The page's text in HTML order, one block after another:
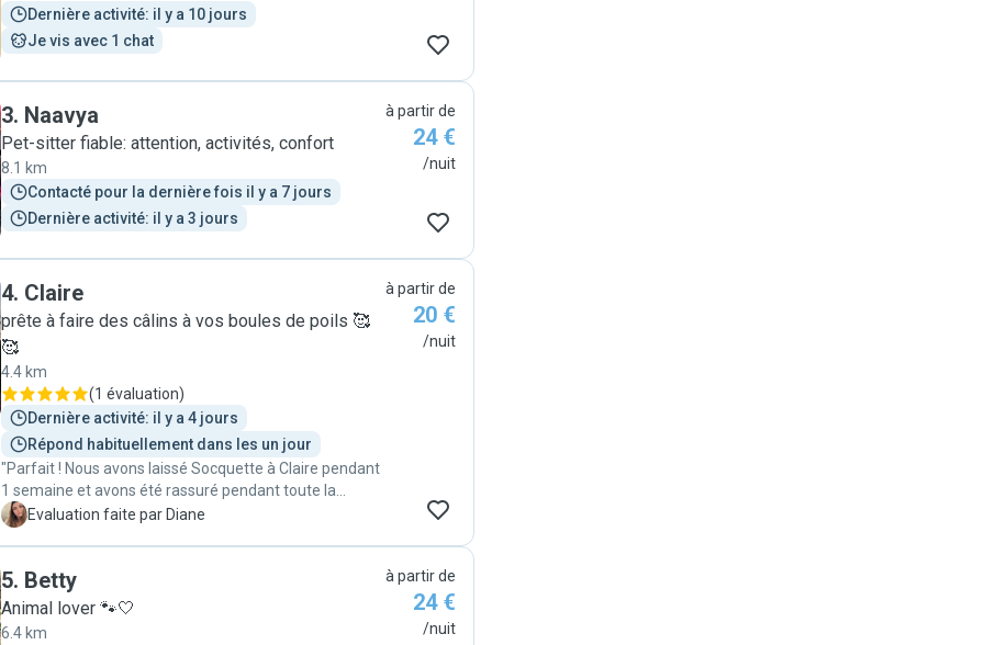
Dernière activité: il y a 10 jours
Je vis avec 1 chat
3. Naavya
Pet-sitter fiable: attention, activités, confort
8.1 km
Contacté pour la dernière fois il y a 7 jours
Dernière activité: il y a 3 jours
à partir de
24 €
/nuit
4. Claire
prête à faire des câlins à vos boules de poils 🥰
🥰
4.4 km
(1 évaluation)
Dernière activité: il y a 4 jours
Répond habituellement dans les un jour
"Parfait ! Nous avons laissé Socquette à Claire pendant
1 semaine et avons été rassuré pendant toute la
période ! Nous avons eu des nouvelles régulièrement et
D Evaluation faite par Diane
à partir de
20 €
/nuit
5. Betty
Animal lover 🐾🤍
6.4 km
à partir de
24 €
/nuit